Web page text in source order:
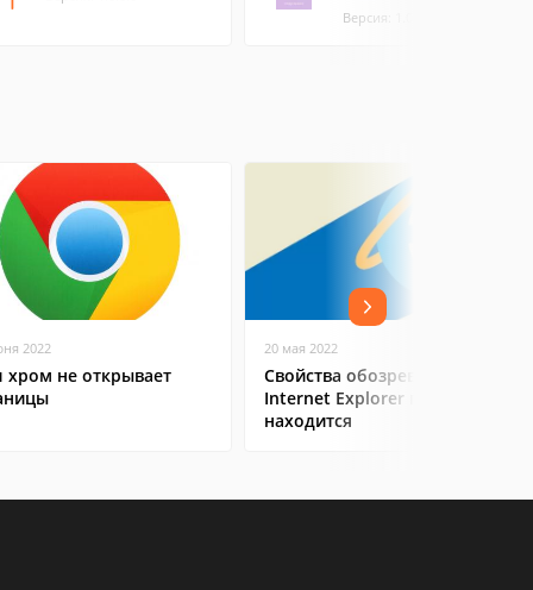
Версия: 1.0.0.0 (0.6 МБ)
2022
хром не открывает
20 мая 2022
Свойства обозревателя
Internet Explorer где
находится